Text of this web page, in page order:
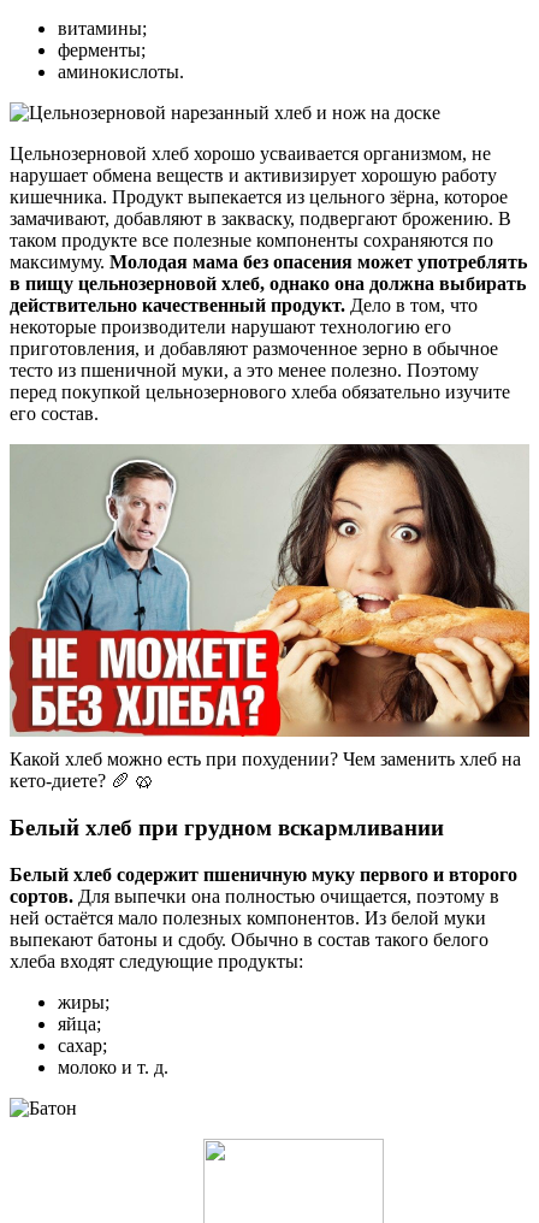
витамины;
ферменты;
аминокислоты.
Цельнозерновой хлеб хорошо усваивается организмом, не
нарушает обмена веществ и активизирует хорошую работу
кишечника. Продукт выпекается из цельного зёрна, которое
замачивают, добавляют в закваску, подвергают брожению. В
таком продукте все полезные компоненты сохраняются по
максимуму. Молодая мама без опасения может употреблять
в пищу цельнозерновой хлеб, однако она должна выбирать
действительно качественный продукт. Дело в том, что
некоторые производители нарушают технологию его
приготовления, и добавляют размоченное зерно в обычное
тесто из пшеничной муки, а это менее полезно. Поэтому
перед покупкой цельнозернового хлеба обязательно изучите
его состав.
Какой хлеб можно есть при похудении? Чем заменить хлеб на
кето-диете? 🥖 🥨
Белый хлеб при грудном вскармливании
Белый хлеб содержит пшеничную муку первого и второго
сортов. Для выпечки она полностью очищается, поэтому в
ней остаётся мало полезных компонентов. Из белой муки
выпекают батоны и сдобу. Обычно в состав такого белого
хлеба входят следующие продукты:
жиры;
яйца;
сахар;
молоко и т. д.